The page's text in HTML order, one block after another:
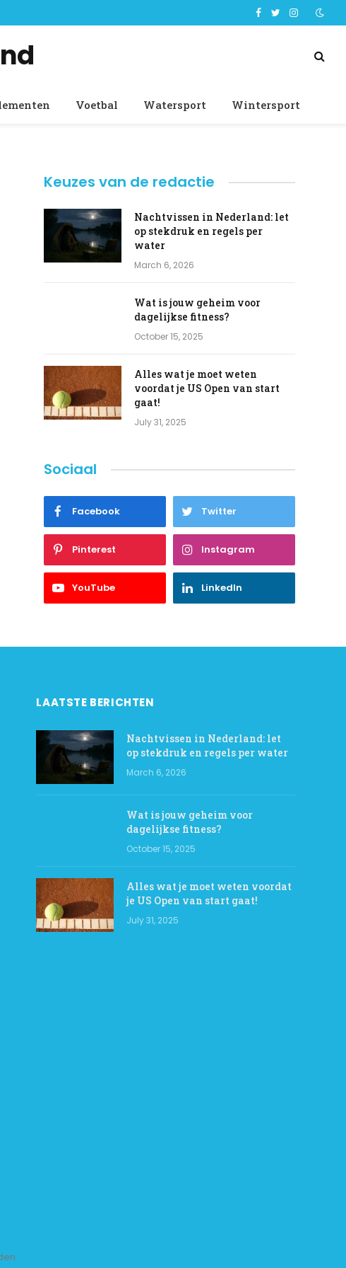
Facebook
TwitterInstagram
Voetbal Watersport Wintersport
Keuzes van de redactie
Nachtvissen in Nederland: let
op stekdruk en regels per
water
March 6, 2026
Wat is jouw geheim voor
dagelijkse fitness?
October 15, 2025
Alles wat je moet weten
voordat je US Open van start
gaat!
July 31, 2025
Sociaal
Facebook Twitter
Pinterest Instagram
YouTube LinkedIn
LAATSTE BERICHTEN
Nachtvissen in Nederland: let
op stekdruk en regels per water
March 6, 2026
Wat is jouw geheim voor
dagelijkse fitness?
October 15, 2025
Alles wat je moet weten voordat
je US Open van start gaat!
July 31, 2025